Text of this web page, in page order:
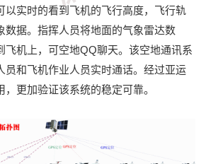
以实时的看到飞机的飞行高度，飞行轨
数据。指挥人员将地面的气象雷达数
飞机上，可空地QQ聊天。该空地通讯系
员和飞机作业人员实时通话。经过亚运
更加验证该系统的稳定可靠。